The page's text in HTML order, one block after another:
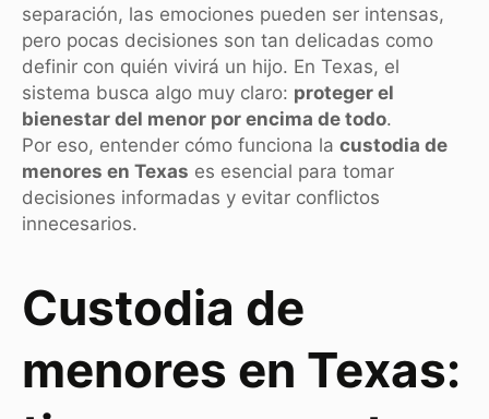
separación, las emociones pueden ser intensas,
pero pocas decisiones son tan delicadas como
definir con quién vivirá un hijo. En Texas, el
sistema busca algo muy claro: proteger el
bienestar del menor por encima de todo.
Por eso, entender cómo funciona la custodia de
menores en Texas es esencial para tomar
decisiones informadas y evitar conflictos
innecesarios.
Custodia de
menores en Texas: